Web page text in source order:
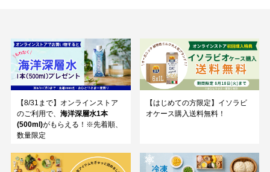
【8/31まで】オンラインストア
のご利用で、 海洋深層水1本
(500ml)がもらえる！※先着順、
数量限定
【はじめての方限定】イソラビ
オケース購入送料無料！